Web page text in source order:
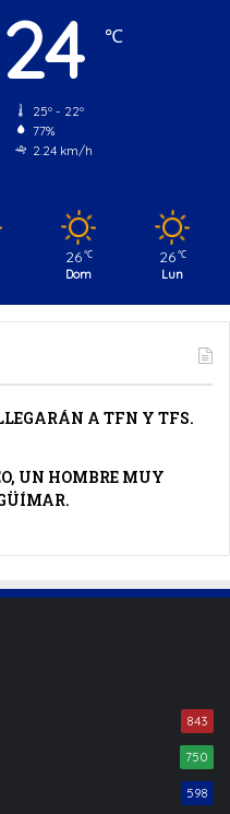
24 ℃
25º - 22º
77%
2.24 km/h
26 ℃
Dom
26 ℃
Lun
A TFN Y TFS.
UN HOMBRE MUY
843
750
598